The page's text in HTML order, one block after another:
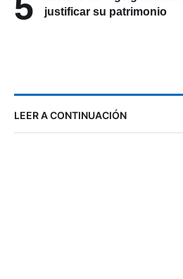
justificar su patrimonio
LEER A CONTINUACIÓN